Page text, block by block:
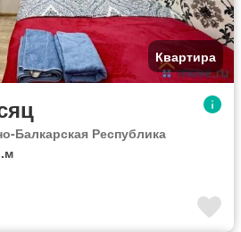
Квартира
Балкарская Республика